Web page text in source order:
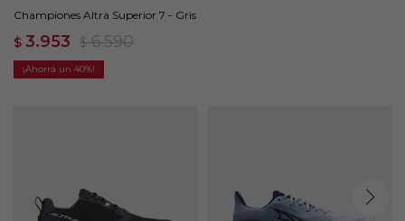
Championes Altra Superior 7 - Gris
$ 3.953 $ 6.590
40